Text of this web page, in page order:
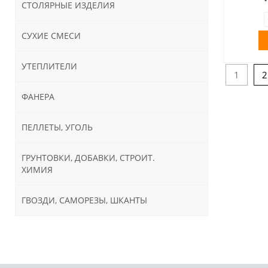
1 2
СТОЛЯРНЫЕ ИЗДЕЛИЯ
СУХИЕ СМЕСИ
УТЕПЛИТЕЛИ
ФАНЕРА
ПЕЛЛЕТЫ, УГОЛЬ
ГРУНТОВКИ, ДОБАВКИ, СТРОИТ.
ХИМИЯ
ГВОЗДИ, САМОРЕЗЫ, ШКАНТЫ